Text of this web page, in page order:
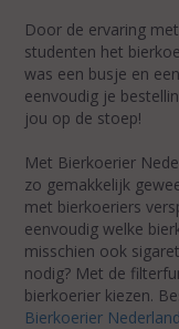
Door de ervaring
studenten het
was een busje en
eenvoudig je
jou op de stoep!
Met Bierkoerier
zo gemakkelijk
met bierkoeriers
eenvoudig welke
misschien ook
nodig? Met de
bierkoerier kiezen.
Bierkoerier